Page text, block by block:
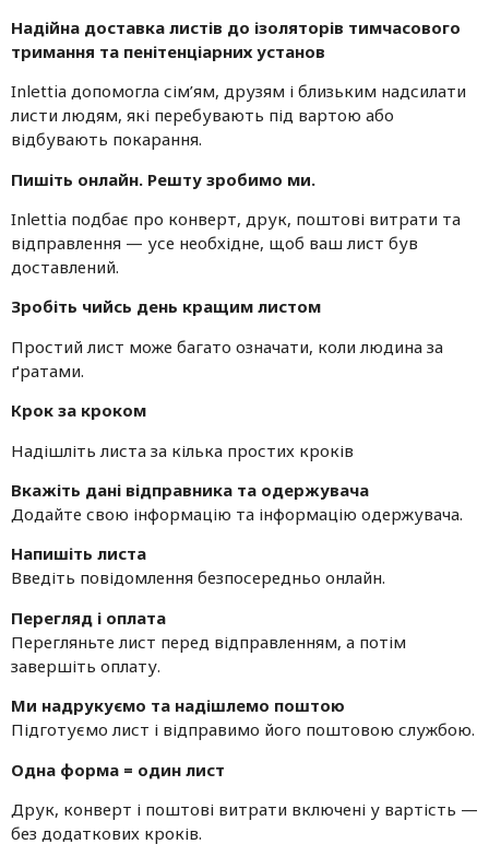
Надійна доставка листів до ізоляторів тимчасового
тримання та пенітенціарних установ
Inlettia допомогла сім’ям, друзям і близьким надсилати
листи людям, які перебувають під вартою або
відбувають покарання.
Пишіть онлайн. Решту зробимо ми.
Inlettia подбає про конверт, друк, поштові витрати та
відправлення — усе необхідне, щоб ваш лист був
доставлений.
Зробіть чийсь день кращим листом
Простий лист може багато означати, коли людина за
ґратами.
Крок за кроком
Надішліть листа за кілька простих кроків
Вкажіть дані відправника та одержувача
Додайте свою інформацію та інформацію одержувача.
Напишіть листа
Введіть повідомлення безпосередньо онлайн.
Перегляд і оплата
Перегляньте лист перед відправленням, а потім
завершіть оплату.
Ми надрукуємо та надішлемо поштою
Підготуємо лист і відправимо його поштовою службою.
Одна форма = один лист
Друк, конверт і поштові витрати включені у вартість —
без додаткових кроків.